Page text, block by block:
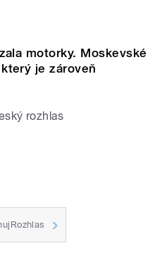
motorky. Moskevské
je zároveň
rozhlas